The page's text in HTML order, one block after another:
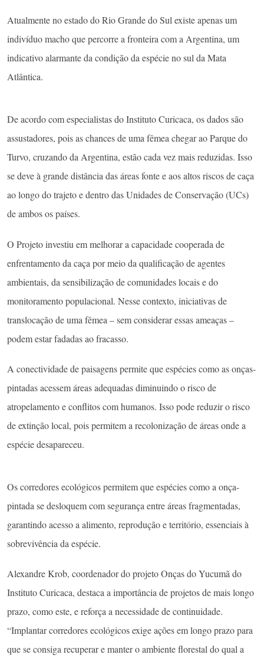
Atualmente no estado do Rio Grande do Sul existe apenas um
indivíduo macho que percorre a fronteira com a Argentina, um
indicativo alarmante da condição da espécie no sul da Mata
Atlântica.
De acordo com especialistas do Instituto Curicaca, os dados são
assustadores, pois as chances de uma fêmea chegar ao Parque do
Turvo, cruzando da Argentina, estão cada vez mais reduzidas. Isso
se deve à grande distância das áreas fonte e aos altos riscos de caça
ao longo do trajeto e dentro das Unidades de Conservação (UCs)
de ambos os países.
O Projeto investiu em melhorar a capacidade cooperada de
enfrentamento da caça por meio da qualificação de agentes
ambientais, da sensibilização de comunidades locais e do
monitoramento populacional. Nesse contexto, iniciativas de
translocação de uma fêmea – sem considerar essas ameaças –
podem estar fadadas ao fracasso.
A conectividade de paisagens permite que espécies como as onças-
pintadas acessem áreas adequadas diminuindo o risco de
atropelamento e conflitos com humanos. Isso pode reduzir o risco
de extinção local, pois permitem a recolonização de áreas onde a
espécie desapareceu.
Os corredores ecológicos permitem que espécies como a onça-
pintada se desloquem com segurança entre áreas fragmentadas,
garantindo acesso a alimento, reprodução e território, essenciais à
sobrevivência da espécie.
Alexandre Krob, coordenador do projeto Onças do Yucumã do
Instituto Curicaca, destaca a importância de projetos de mais longo
prazo, como este, e reforça a necessidade de continuidade.
“Implantar corredores ecológicos exige ações em longo prazo para
que se consiga recuperar e manter o ambiente florestal do qual a